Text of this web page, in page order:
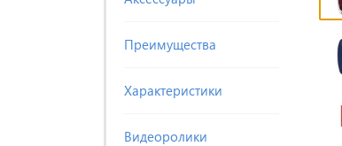
Преимущества
Характеристики
Видеоролики